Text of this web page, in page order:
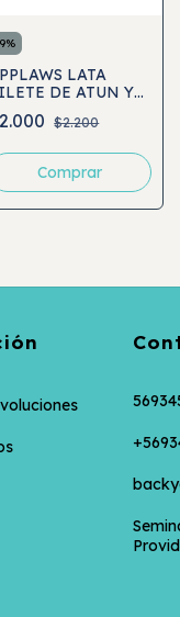
9%
LATA
DE ATUN Y
CON
70GRS
$2.200